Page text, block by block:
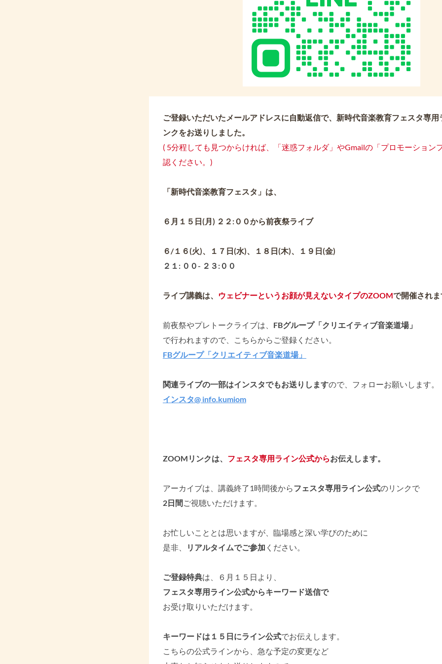
ご登録いただいたメールアドレスに自動返信で、新時代音楽教育フェスタ専用
ンクをお送りしました。
( 5分程しても見つからければ、「迷惑フォルダ」やGmailの「プロモーション
認ください。)
「新時代音楽教育フェスタ」は、
６月１５日(月) ２２:００から前夜祭ライブ
６/１６(火)、１７日(水)、１８日(木)、１９日(金)
２１: ００- ２３:００
ライブ講義は、 ウェビナーというお顔が見えないタイプのZOOMで開催され
前夜祭やプレトークライブは、 FBグループ「クリエイティブ音楽道場」
で行われますので、こちらからご登録ください。
FBグループ「クリエイティブ音楽道場」
関連ライブの一部はインスタでもお送りしますので、フォローお願いします。
インスタ@ info.kumiom
ZOOMリンクは、 フェスタ専用ライン公式からお伝えします。
アーカイブは、講義終了1時間後からフェスタ専用ライン公式のリンクで
2日間ご視聴いただけます。
お忙しいこととは思いますが、臨場感と深い学びのために
是非、
リアルタイムでご参加 ください。
ご登録特典は、６月１５日より、
フェスタ専用ライン公式からキーワード送信で
お受け取りいただけます。
キーワードは１５日にライン公式でお伝えします。
こちらの公式ラインから、急な予定の変更など